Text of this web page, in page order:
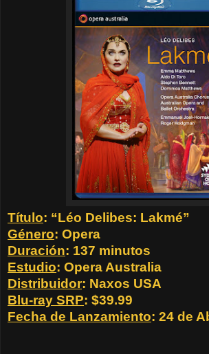
Título: “Léo Delibes: Lakmé”
Género: Opera
Duración: 137 minutos
Estudio: Opera Australia
Distribuidor: Naxos USA
Blu-ray SRP: $39.99
Fecha de Lanzamiento: 24 de